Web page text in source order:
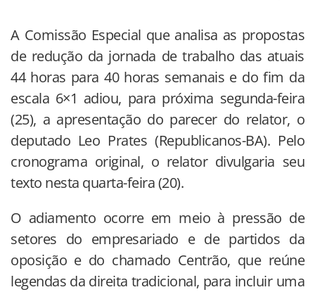
A Comissão Especial que analisa as propostas
de redução da jornada de trabalho das atuais
44 horas para 40 horas semanais e do fim da
escala 6×1 adiou, para próxima segunda-feira
(25), a apresentação do parecer do relator, o
deputado Leo Prates (Republicanos-BA). Pelo
cronograma original, o relator divulgaria seu
texto nesta quarta-feira (20).
O adiamento ocorre em meio à pressão de
setores do empresariado e de partidos da
oposição e do chamado Centrão, que reúne
legendas da direita tradicional, para incluir uma